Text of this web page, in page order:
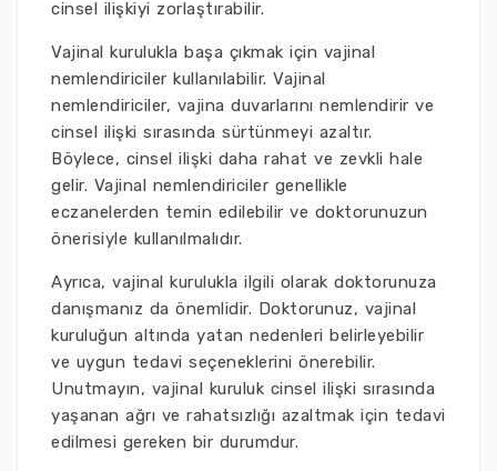
cinsel ilişkiyi zorlaştırabilir.
Vajinal kurulukla başa çıkmak için vajinal
nemlendiriciler kullanılabilir. Vajinal
nemlendiriciler, vajina duvarlarını nemlendirir ve
cinsel ilişki sırasında sürtünmeyi azaltır.
Böylece, cinsel ilişki daha rahat ve zevkli hale
gelir. Vajinal nemlendiriciler genellikle
eczanelerden temin edilebilir ve doktorunuzun
önerisiyle kullanılmalıdır.
Ayrıca, vajinal kurulukla ilgili olarak doktorunuza
danışmanız da önemlidir. Doktorunuz, vajinal
kuruluğun altında yatan nedenleri belirleyebilir
ve uygun tedavi seçeneklerini önerebilir.
Unutmayın, vajinal kuruluk cinsel ilişki sırasında
yaşanan ağrı ve rahatsızlığı azaltmak için tedavi
edilmesi gereken bir durumdur.